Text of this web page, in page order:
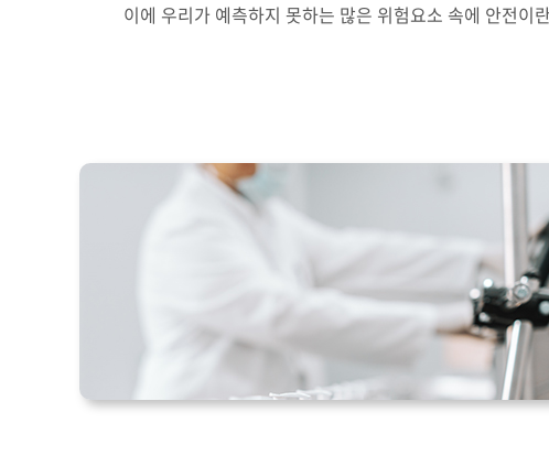
이에 우리가 예측하지 못하는 많은 위험요소 속에 안전이